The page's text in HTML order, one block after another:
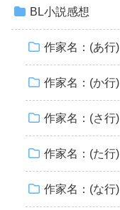
BL小説感想
作家名：(あ行)
作家名：(か行)
作家名：(さ行)
作家名：(た行)
作家名：(な行)